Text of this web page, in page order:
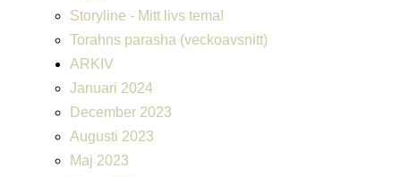
Storyline - Mitt livs tema!
Torahns parasha (veckoavsnitt)
ARKIV
Januari 2024
December 2023
Augusti 2023
Maj 2023